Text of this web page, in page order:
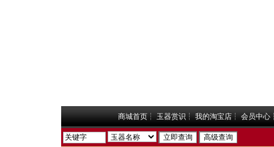
商城首页 ┆ 玉器赏识 ┆ 我的淘宝店 ┆ 会员中心